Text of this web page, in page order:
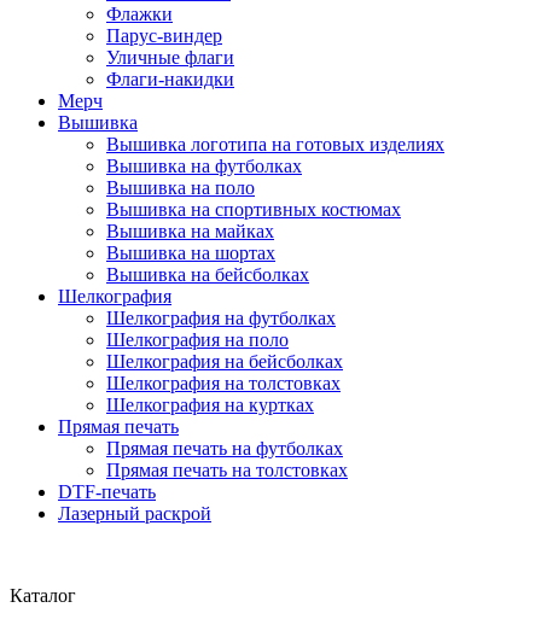
Флажки
Парус-виндер
Уличные флаги
Флаги-накидки
Мерч
Вышивка
Вышивка логотипа на готовых изделиях
Вышивка на футболках
Вышивка на поло
Вышивка на спортивных костюмах
Вышивка на майках
Вышивка на шортах
Вышивка на бейсболках
Шелкография
Шелкография на футболках
Шелкография на поло
Шелкография на бейсболках
Шелкография на толстовках
Шелкография на куртках
Прямая печать
Прямая печать на футболках
Прямая печать на толстовках
DTF-печать
Лазерный раскрой
Каталог